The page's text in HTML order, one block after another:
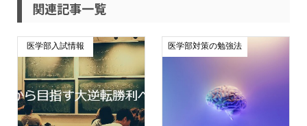
関連記事一覧
医学部入試情報 医学部対策の勉強法